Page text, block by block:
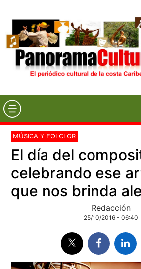
MÚSICA Y FOLCLOR
El día del
celebrando ese
que nos brinda
Redacción
25/10/2016 - 06:40